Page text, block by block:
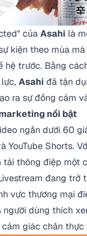
của Asahi là
kiện theo mùa
hệ trước. Bằng
Asahi đã tận
ra sự đồng cảm
nổi bật
ngắn dưới 60
YouTube Shorts.
thông điệp một
đang trở
vực thương mại
người dùng thích
giác chân thực